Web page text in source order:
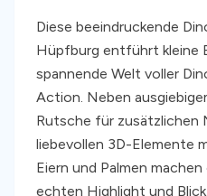
Diese beeindruckende
Hüpfburg entführt kleine
spannende Welt voller
Action. Neben
Rutsche für zusätzlichen
liebevollen 3D-Elemente
Eiern und Palmen
echten Highlight und